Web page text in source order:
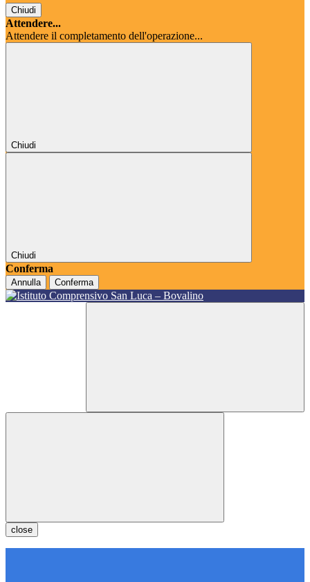
Chiudi
Attendere...
Attendere il completamento dell'operazione...
Chiudi
Chiudi
Conferma
Annulla Conferma
close